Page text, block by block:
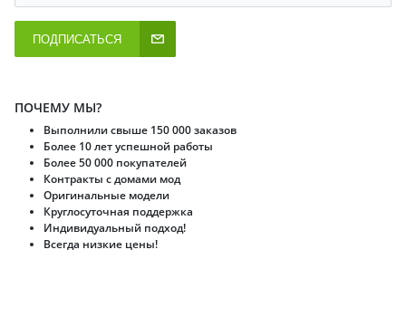
ПОДПИСАТЬСЯ
ПОЧЕМУ МЫ?
Выполнили свыше 150 000 заказов
Более 10 лет успешной работы
Более 50 000 покупателей
Контракты с домами мод
Оригинальные модели
Круглосуточная поддержка
Индивидуальный подход!
Всегда низкие цены!